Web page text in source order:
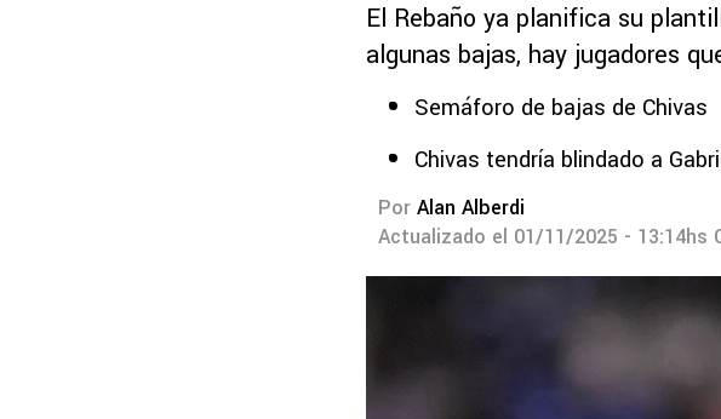
El Rebaño ya planifica su
algunas bajas, hay jugadores
Semáforo de bajas de Chivas
Chivas tendría blindado a
Por Alan Alberdi
Actualizado el 01/11/2025 - 13:14hs